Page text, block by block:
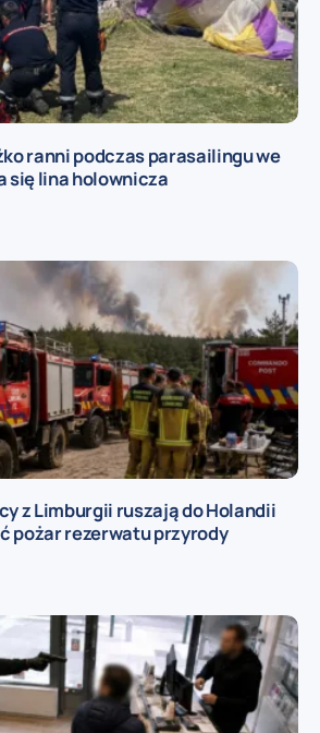
ranni podczas parasailingu we
się lina holownicza
z Limburgii ruszają do Holandii
pożar rezerwatu przyrody